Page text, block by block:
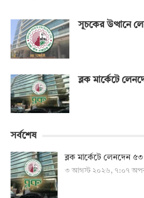
সূচকের উত্থানে
ব্লক মার্কেটে
সর্বশেষ
ব্লক মার্কেটে লেনদেন
৩ আগস্ট ২০২৬, ৭:০৭